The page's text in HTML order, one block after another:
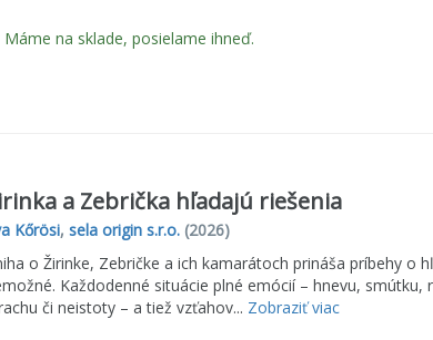
Máme na sklade, posielame ihneď.
a Zebrička hľadajú riešenia
Kőrösi, sela origin s.r.o.(2026)
o Žirinke, Zebričke a ich kamarátoch prináša príbehy o
Každodenné situácie plné emócií – hnevu,
či neistoty – a tiež vzťahov... Zobraziť viac